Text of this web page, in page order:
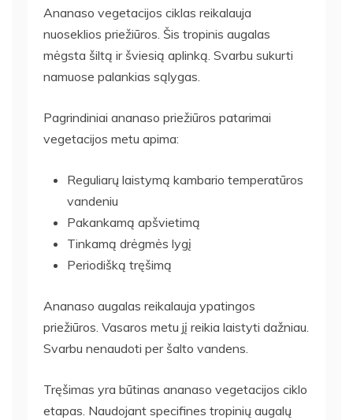
Ananaso vegetacijos ciklas reikalauja
nuoseklios priežiūros. Šis tropinis augalas
mėgsta šiltą ir šviesią aplinką. Svarbu sukurti
namuose palankias sąlygas.
Pagrindiniai ananaso priežiūros patarimai
vegetacijos metu apima:
Reguliarų laistymą kambario temperatūros
vandeniu
Pakankamą apšvietimą
Tinkamą drėgmės lygį
Periodišką tręšimą
Ananaso augalas reikalauja ypatingos
priežiūros. Vasaros metu jį reikia laistyti dažniau.
Svarbu nenaudoti per šalto vandens.
Tręšimas yra būtinas ananaso vegetacijos ciklo
etapas. Naudojant specifines tropinių augalų